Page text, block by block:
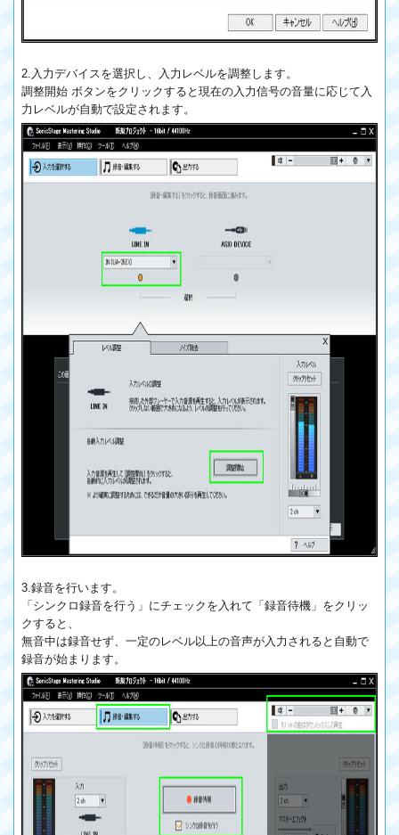
2.入力デバイスを選択し、入力レベルを調整します。
調整開始 ボタンをクリックすると現在の入力信号の音量に応じて入
力レベルが自動で設定されます。
3.録音を行います。
「シンクロ録音を行う」にチェックを入れて「録音待機」をクリッ
クすると、
無音中は録音せず、一定のレベル以上の音声が入力されると自動で
録音が始まります。